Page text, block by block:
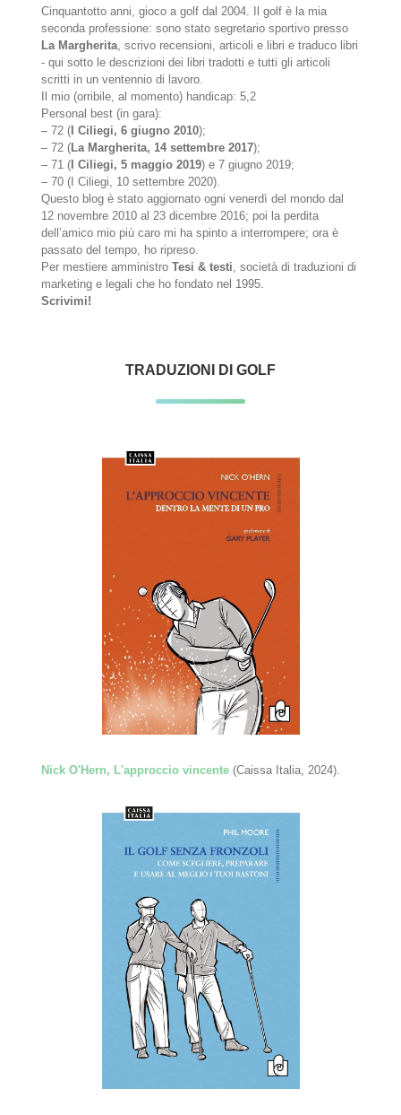
Cinquantotto anni, gioco a golf dal 2004. Il golf è la mia
seconda professione: sono stato segretario sportivo presso
La Margherita, scrivo recensioni, articoli e libri e traduco libri
- qui sotto le descrizioni dei libri tradotti e tutti gli articoli
scritti in un ventennio di lavoro.
Il mio (orribile, al momento) handicap: 5,2
Personal best (in gara):
– 72 ( I Ciliegi, 6 giugno 2010);
– 72 (La Margherita, 14 settembre 2017);
– 71 ( I Ciliegi, 5 maggio 2019) e 7 giugno 2019;
– 70 (I Ciliegi, 10 settembre 2020).
Questo blog è stato aggiornato ogni venerdì del mondo dal
12 novembre 2010 al 23 dicembre 2016; poi la perdita
dell’amico mio più caro mi ha spinto a interrompere; ora è
passato del tempo, ho ripreso.
Per mestiere amministroTesi & testi, società di traduzioni di
marketing e legali che ho fondato nel 1995.
Scrivimi!
TRADUZIONI DI GOLF
Nick O'Hern, L'approccio vincente(Caissa Italia, 2024).